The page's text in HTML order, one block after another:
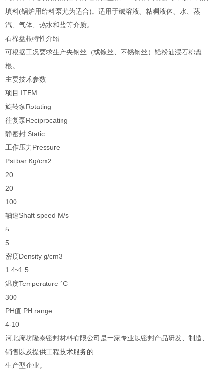
填料(锅炉用给料泵尤为适合)。适用于碱溶液、粘稠液体、水、蒸
汽、气体、热水和盐等介质。
石棉盘根特性介绍
可根据工况要求生产夹钢丝（或镍丝、不锈钢丝）铅粉油浸石棉盘
根。
主要技术参数
项目 ITEM
旋转泵Rotating
往复泵Reciprocating
静密封 Static
工作压力Pressure
Psi bar Kg/cm2
20
20
100
轴速Shaft speed M/s
5
5
密度Density g/cm3
1.4~1.5
温度Temperature °C
300
PH值 PH range
4-10
河北廊坊隆泰密封材料有限公司是一家专业以密封产品研发、制造、
销售以及提供工程技术服务的
生产型企业。